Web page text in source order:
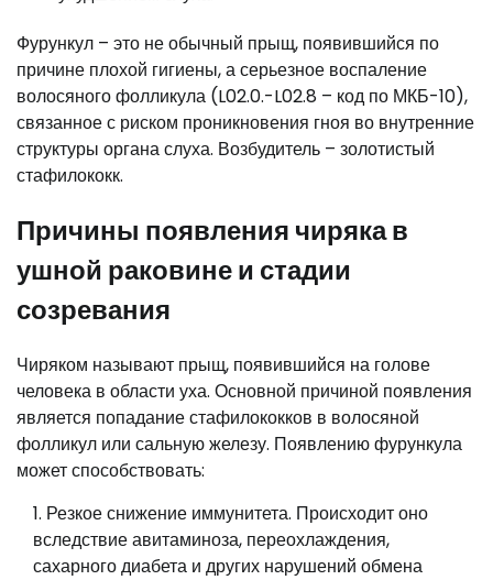
Фурункул – это не обычный прыщ, появившийся по
причине плохой гигиены, а серьезное воспаление
волосяного фолликула (L02.0.-L02.8 – код по МКБ-10),
связанное с риском проникновения гноя во внутренние
структуры органа слуха. Возбудитель – золотистый
стафилококк.
Причины появления чиряка в
ушной раковине и стадии
созревания
Чиряком называют прыщ, появившийся на голове
человека в области уха. Основной причиной появления
является попадание стафилококков в волосяной
фолликул или сальную железу. Появлению фурункула
может способствовать:
Резкое снижение иммунитета. Происходит оно
вследствие авитаминоза, переохлаждения,
сахарного диабета и других нарушений обмена